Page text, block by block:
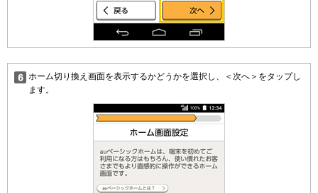
ホーム切り換え画面を表示するかどうかを選択し、＜次へ＞をタップし
ます。